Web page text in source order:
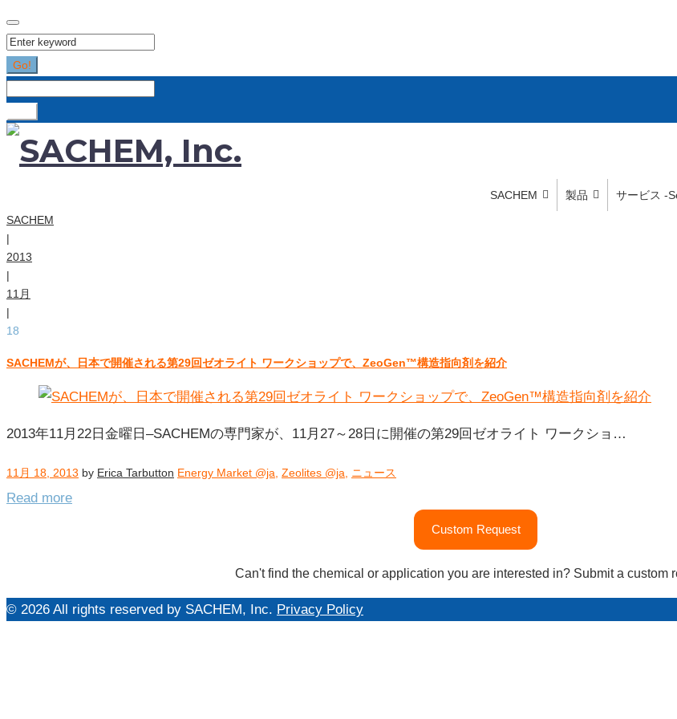
Search
for:
Go!
SACHEM 製品 サービス -
SACHEM
|
2013
|
11月
|
18
日:
SACHEMが、日本で開催される第29回ゼオライト ワークショップで、ZeoGen™構造指向剤を紹介
2013年11月22日金曜日–SACHEMの専門家が、11月27～28日に開催の第29回ゼオライト ワークショ…
11月 18, 2013 by Erica Tarbutton Energy Market @ja, Zeolites @ja, ニュース
Read more
Custom Request
Can't find the chemical or application you are interested in? Submit a custom
© 2026 All rights reserved by SACHEM, Inc. Privacy Policy